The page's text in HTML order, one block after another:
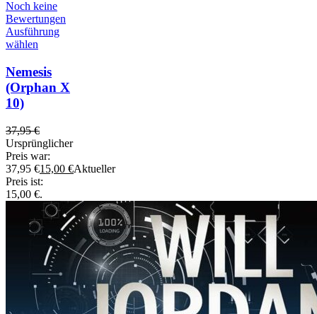
Noch keine
Bewertungen
Ausführung
wählen
Nemesis
(Orphan X
10)
37,95€
Ursprünglicher
Preis war:
37,95 €15,00 €Aktueller
Preis ist:
15,00 €.